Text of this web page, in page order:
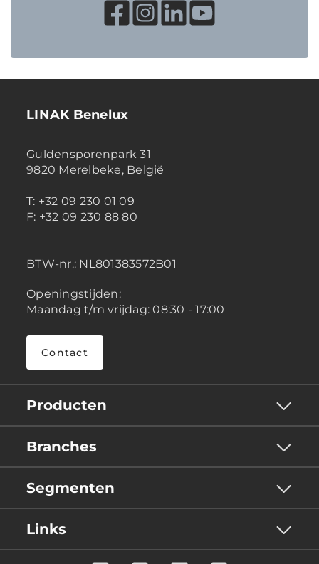
LINAK Benelux
Guldensporenpark 31
9820 Merelbeke, België
T: +32 09 230 01 09
F: +32 09 230 88 80
BTW-nr.: NL801383572B01
Openingstijden:
Maandag t/m vrijdag: 08:30 - 17:00
Contact
Producten
Branches
Segmenten
Links